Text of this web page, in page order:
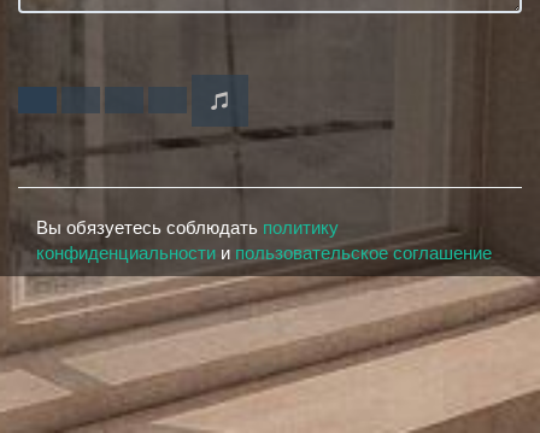
Вы обязуетесь соблюдать политику
конфиденциальности и пользовательское соглашение